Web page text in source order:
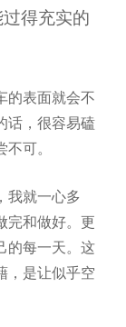
得充实的
的表面就会不
话，很容易磕
可。
我就一心多
完和做好。更
的每一天。这
，是让似乎空